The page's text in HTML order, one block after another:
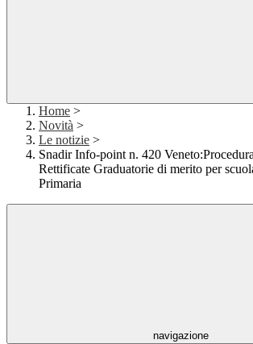
Home >
Novità >
Le notizie >
Snadir Info-point n. 420
Rettificate Graduatorie di merito per
Primaria
navigazione